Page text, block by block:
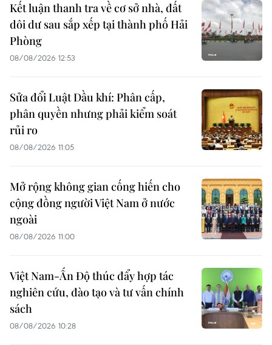
Kết luận thanh tra về cơ sở nhà, đất
dôi dư sau sắp xếp tại thành phố Hải
Phòng
08/08/2026 12:53
Sửa đổi Luật Dầu khí: Phân cấp,
phân quyền nhưng phải kiểm soát
rủi ro
08/08/2026 11:05
Mở rộng không gian cống hiến cho
cộng đồng người Việt Nam ở nước
ngoài
08/08/2026 11:00
Việt Nam-Ấn Độ thúc đẩy hợp tác
nghiên cứu, đào tạo và tư vấn chính
sách
08/08/2026 10:28